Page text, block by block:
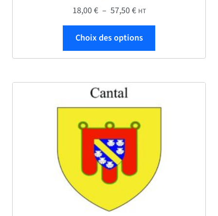
18,00€ – 57,50€Plage de prix : 18,00 €
HT
Choix des options